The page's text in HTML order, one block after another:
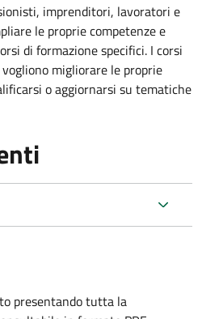
imprenditori, lavoratori e
le proprie competenze e
di formazione specifici. I corsi
migliorare le proprie
o aggiornarsi su tematiche
presentando tutta la